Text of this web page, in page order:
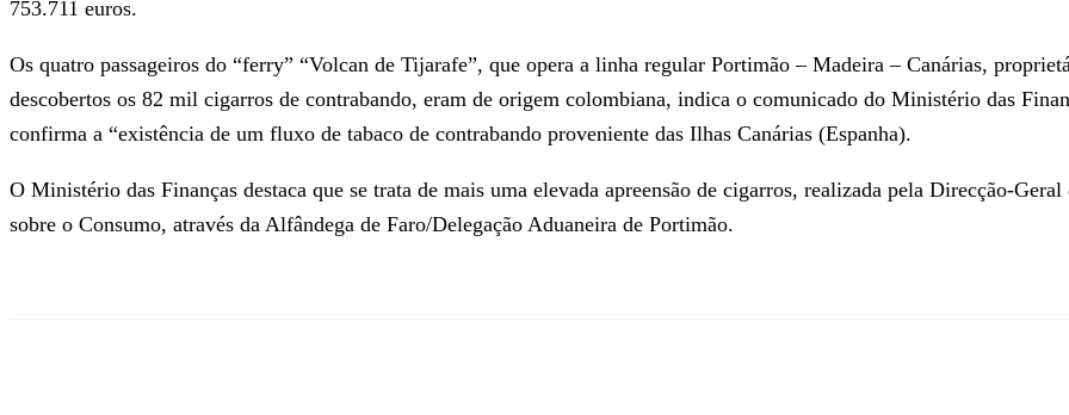
753.711 euros.
Os quatro passageiros do “ferry” “Volcan de Tijarafe”, que opera a linha regular Portimão – Madeira – Canárias,
descobertos os 82 mil cigarros de contrabando, eram de origem colombiana, indica o comunicado do Ministério das
confirma a “existência de um fluxo de tabaco de contrabando proveniente das Ilhas Canárias (Espanha).
O Ministério das Finanças destaca que se trata de mais uma elevada apreensão de cigarros, realizada pela Direcção-
sobre o Consumo, através da Alfândega de Faro/Delegação Aduaneira de Portimão.